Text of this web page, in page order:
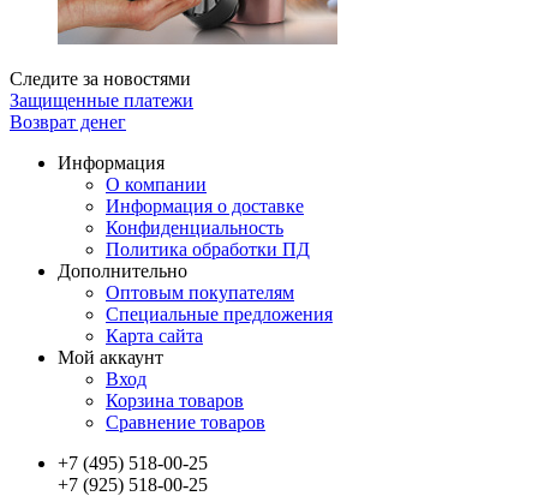
Следите за новостями
Защищенные платежи
Возврат денег
Информация
О компании
Информация о доставке
Конфиденциальность
Политика обработки ПД
Дополнительно
Оптовым покупателям
Специальные предложения
Карта сайта
Мой аккаунт
Вход
Корзина товаров
Сравнение товаров
+7 (495) 518-00-25
+7 (925) 518-00-25